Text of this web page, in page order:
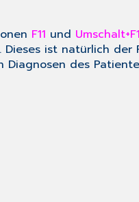
F11 und
ist natürlich der
Diagnosen des